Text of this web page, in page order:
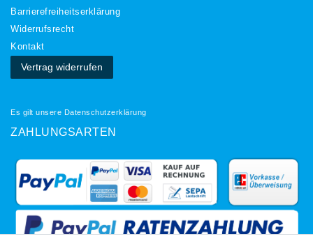
Barrierefreiheitserklärung
Widerrufs­recht
Kontakt
Vertrag widerrufen
Es gilt unsere Datenschutzerklärung
ZAHLUNGSARTEN